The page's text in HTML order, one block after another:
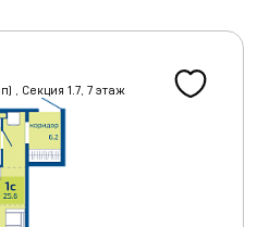
, Секция 1.7, 7 этаж